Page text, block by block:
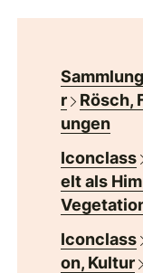
r
Rösch,
ungen
Iconclass
elt als
Iconclass
on, Kultur